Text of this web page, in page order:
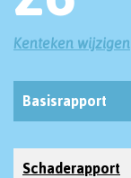
Kenteken wijzigen
Basisrapport
Schaderapport